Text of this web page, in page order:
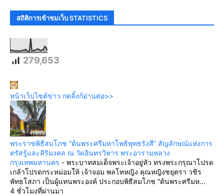
สถิติการเข้าชมเว็บ STATISTICS
279,653
หน้าเว็บไซต์ข่าว กดลิ้งก์อ่านต่อ>>
พระราชพิธีสมโภช “ต้นพระศรีมหาโพธิพุทธรังสี” สัญลักษณ์แห่งการ
ตรัสรู้และสิริมงคล ณ วัดอินทรวิหาร พระอารามหลวง
กรุงเทพมหานคร - พระบาทสมเด็จพระเจ้าอยู่หัว ทรงพระกรุณาโปรด
เกล้าโปรดกระหม่อมให้ เจ้าจอม พลโทหญิง คุณหญิงชยุตรา วชิร
พัทธโสภา เป็นผู้แทนพระองค์ ประกอบพิธีสมโภช “ต้นพระศรีมห...
4 ชั่วโมงที่ผ่านมา